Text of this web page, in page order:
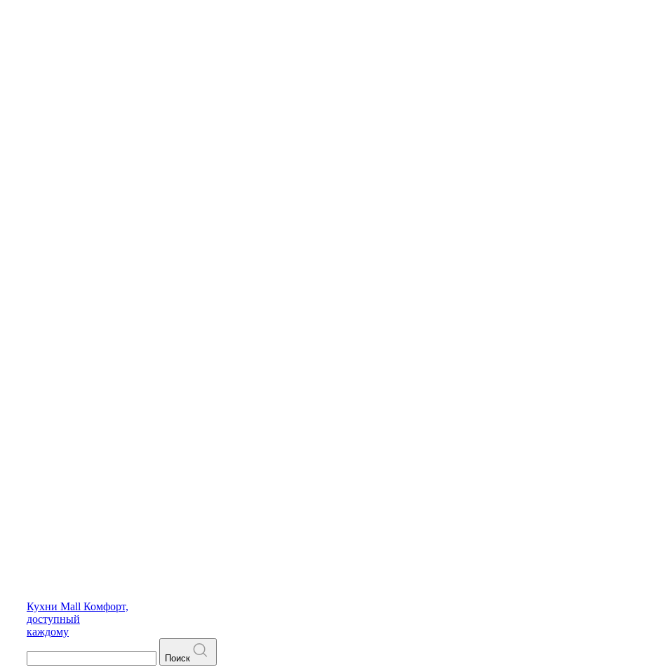
Кухни Mall Комфорт,
доступный
каждому
Поиск